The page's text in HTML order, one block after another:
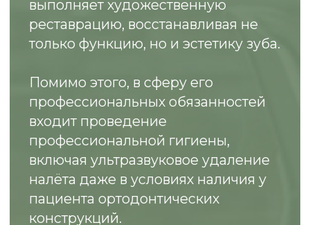
- Секреты адгезивной стоматологии:
стратегия успешного лечения,
постэндодонтическая реабилитация
зуба в функциональном и эстетическом
- Современная эндодонтия - успешное
клиническое мышление,
постэндодонтическая р реабилитация и
повторное лечение корневых каналов;
- Особенности эстетической
реставрации материалами фирмы
Megadenta Dentalprodukte GmbH;
- Восстановительная эстетика зубов и
особенности применения современных
материалов;
- Современные технологии в